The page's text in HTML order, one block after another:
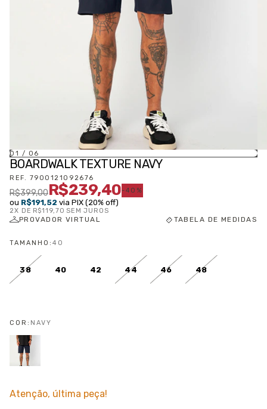
01 / 06
BOARDWALK TEXTURE NAVY
REF. 7900121092676
R$399,00R$239,40-40 %
ou R$191,52 via PIX (20% off)
2X DE R$119,70 SEM JUROS
PROVADOR VIRTUAL TABELA DE MEDIDAS
TAMANHO: 40
38 40 42 44 46 48
COR: NAVY
Atenção, última peça!